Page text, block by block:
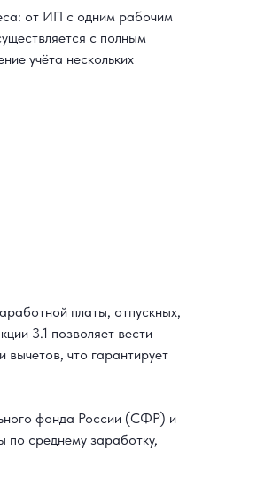
от ИП с одним рабочим
с полным
учёта нескольких
платы, отпускных,
3.1 позволяет вести
что гарантирует
фонда России (СФР) и
по среднему заработку,